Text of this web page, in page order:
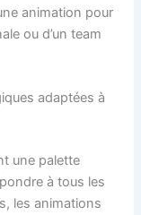
animation pour
ou d’un team
adaptées à
une palette
à tous les
les animations